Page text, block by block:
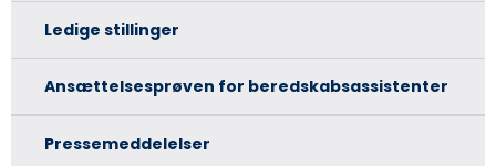
Ledige stillinger
Ansættelsesprøven for beredskabsassistenter
Pressemeddelelser